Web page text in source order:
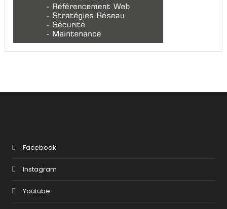
Facebook
Instagram
Youtube